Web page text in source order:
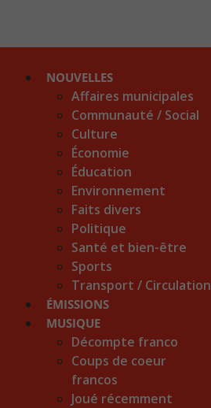
NOUVELLES
Affaires municipales
Communauté / Social
Culture
Économie
Éducation
Environnement
Faits divers
Politique
Santé et bien-être
Sports
Transport / Circulation
ÉMISSIONS
MUSIQUE
Décompte franco
Coups de coeur
francos
Joué récemment